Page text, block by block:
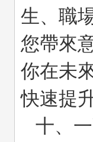
生、職
您帶來
你在未
快速提
十、